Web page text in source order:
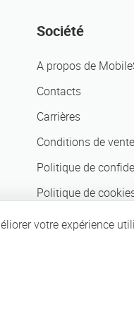
Société
A propos de
Contacts
Carrières
Conditions de vente
Politique de
Politique de
Partenaires
votre expérience